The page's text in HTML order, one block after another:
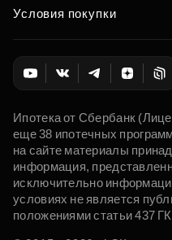
Условия покупки
Ипотека от Сбербанк
еще 38 ипотечных
на сайте материалы
информация,
исключительно
условиях не является
положениями статьи 437